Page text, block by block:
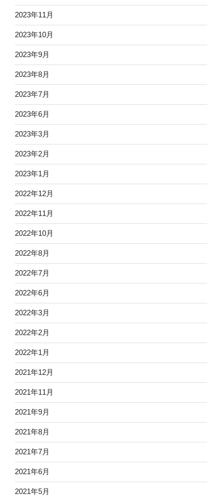
2023年11月
2023年10月
2023年9月
2023年8月
2023年7月
2023年6月
2023年3月
2023年2月
2023年1月
2022年12月
2022年11月
2022年10月
2022年8月
2022年7月
2022年6月
2022年3月
2022年2月
2022年1月
2021年12月
2021年11月
2021年9月
2021年8月
2021年7月
2021年6月
2021年5月